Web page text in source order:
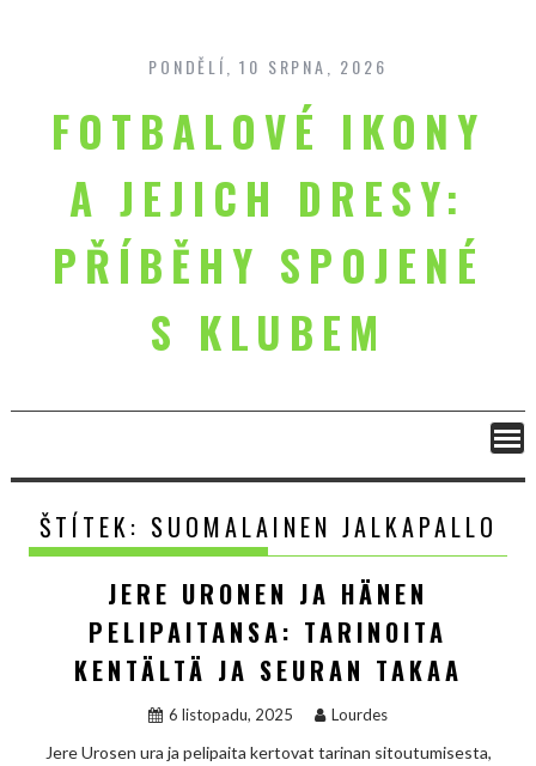
content
PONDĚLÍ, 10 SRPNA, 2026
FOTBALOVÉ IKONY
A JEJICH DRESY:
PŘÍBĚHY SPOJENÉ
S KLUBEM
ŠTÍTEK: SUOMALAINEN JALKAPALLO
JERE URONEN JA HÄNEN
PELIPAITANSA: TARINOITA
KENTÄLTÄ JA SEURAN TAKAA
6 listopadu, 2025 Lourdes
Jere Urosen ura ja pelipaita kertovat tarinan sitoutumisesta,